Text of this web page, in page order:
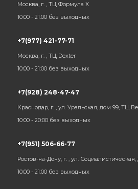
Москва, г. , ТЦ Формула Х
10:00 - 21:00 без выходных
+7(977) 421-77-71
Москва, г. , ТЦ Dexter
10:00 - 21:00 без выходных
+7(928) 248-47-47
Краснодар, г. , ул. Уральская, дом 99, ТЦ
10:00 - 20:00 без выходных
+7(951) 506-66-77
Ростов-на-Дону, г. , ул.
10:00 - 21:00 без выходных